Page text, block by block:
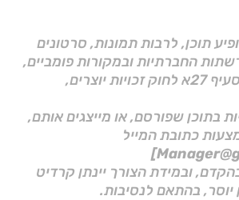
תוכן, לרבות תמונות, סרטונים
החברתיות ובמקורות פומביים,
בהתאם להוראות סעיף 27א לחוק זכויות יוצרים,
בתוכן שפורסם, או מייצגים אותם,
כתובת המייל
ובמידת הצורך יינתן קרדיט
בהתאם לנסיבות.